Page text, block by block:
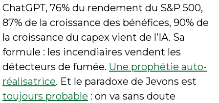
ChatGPT, 76% du rendement du S&P 500,
87% de la croissance des bénéfices, 90% de
la croissance du capex vient de l’IA. Sa
formule : les incendiaires vendent les
détecteurs de fumée. Une prophétie auto-
réalisatrice
toujours probable : on va sans doute